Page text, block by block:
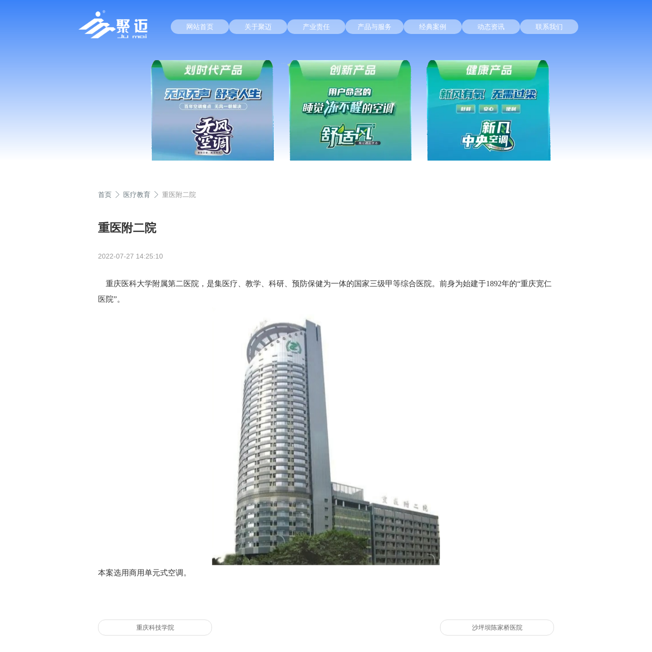
网站首页 关于聚迈 产业责任 产品与服务 经典案例 动态资讯 联系我们
首页 医疗教育 重医附二院
重医附二院
2022-07-27 14:25:10
重庆医科大学附属第二医院，是集医疗、教学、科研、预防保健为一体的国家三级甲等综合医院。前身为始建于1892年的“重庆宽仁
医院”。
本案选用商用单元式空调。
重庆科技学院 沙坪坝陈家桥医院